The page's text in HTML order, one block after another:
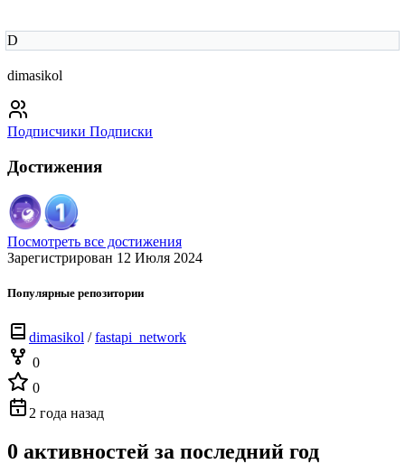
D
dimasikol
Подписчики Подписки
Достижения
Посмотреть все достижения
Зарегистрирован 12 Июля 2024
Популярные репозитории
dimasikol /fastapi_network
0
0
2 года назад
0 активностей за последний год